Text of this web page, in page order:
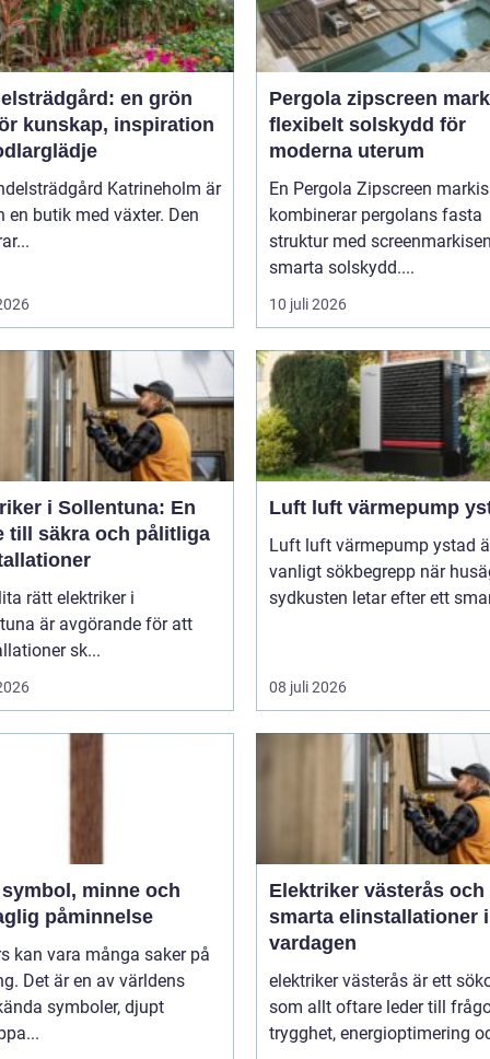
en grön
kunskap, inspiration
Katrineholm är
en butik med växter. Den
Pergola zipscreen
flexibelt solskydd för
moderna uterum
En Pergola Zipscreen markis
kombinerar pergolans fasta
struktur med
smarta solskydd....
10 juli 2026
i Sollentuna: En
till säkra och pålitliga
rätt elektriker i
är avgörande för att
sk...
Luft luft värmepump
Luft luft värmepump ystad
vanligt sökbegrepp när
sydkusten letar efter ett
08 juli 2026
påminnelse
kan vara många saker på
Det är en av världens
symboler, djupt
Elektriker västerås och
smarta elinstallationer i
vardagen
elektriker västerås är ett
som allt oftare leder till
trygghet, energioptimering